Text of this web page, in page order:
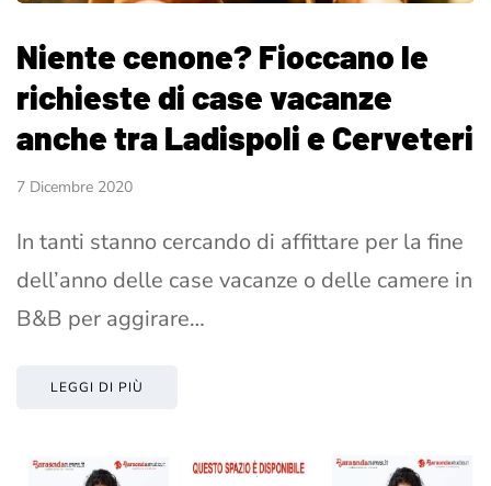
Niente cenone? Fioccano le
richieste di case vacanze
anche tra Ladispoli e Cerveteri
7 Dicembre 2020
In tanti stanno cercando di affittare per la fine
dell’anno delle case vacanze o delle camere in
B&B per aggirare…
LEGGI DI PIÙ